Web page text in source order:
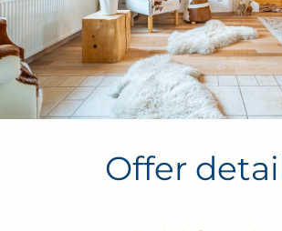
ciepłem i domową atmosferą,
odpoczynku i relaksu w otoczeniu
porze roku.
Wnętrza są niezwykle przytulne,
klasy. Usytuowany w malowniczym